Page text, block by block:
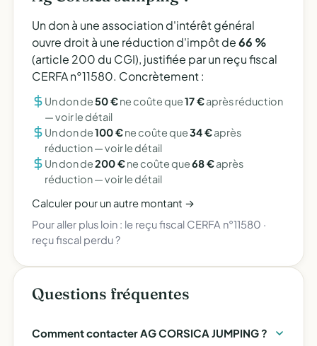
Un don à une association d'intérêt général
ouvre droit à une réduction d'impôt de66 %
(article 200 du CGI), justifiée par un reçu fiscal
CERFA n°11580. Concrètement :
Un don de50 €ne coûte que17 €après réduction
—voir le détail
Un don de100 €ne coûte que34 €après
réduction —voir le détail
Un don de200 €ne coûte que68 €après
réduction —voir le détail
Calculer pour un autre montant →
Pour aller plus loin : le reçu fiscal CERFA n°11580 ·
reçu fiscal perdu ?
Questions fréquentes
Comment contacter AG CORSICA JUMPING ?